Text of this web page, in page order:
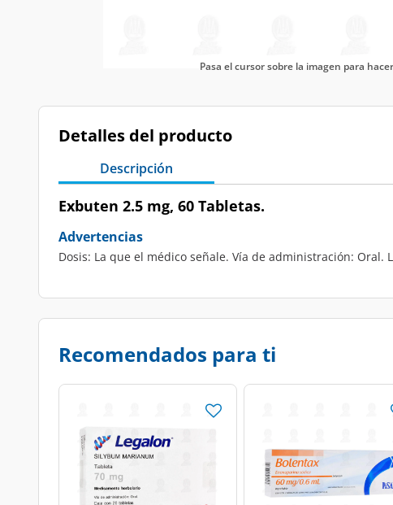
Pasa el cursor sobre la imagen para
Detalles del producto
Descripción
Exbuten 2.5 mg, 60 Tabletas.
Advertencias
Dosis: La que el médico señale. Vía de administración: Oral.
Recomendados para ti